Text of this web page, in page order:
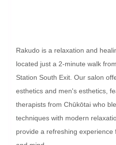
Rakudo is a relaxation and
located just a 2-minute walk
Station South Exit. Our salon
esthetics and men's esthetics,
therapists from Chūkōtai who
techniques with modern
provide a refreshing experience